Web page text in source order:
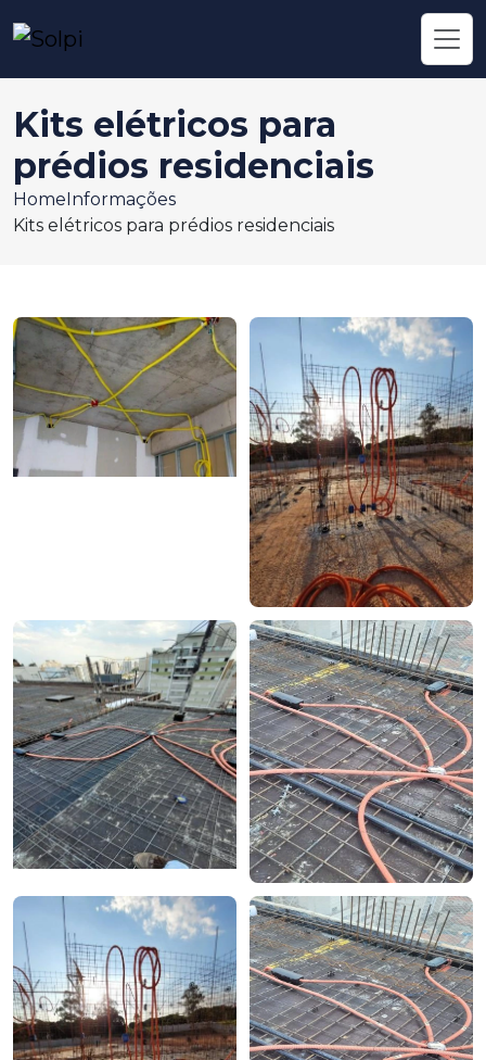
Kits elétricos para
prédios residenciais
HomeInformações
Kits elétricos para prédios residenciais